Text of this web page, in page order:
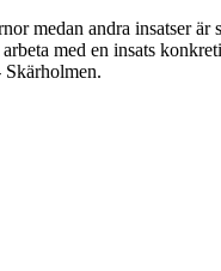
medan andra insatser
med en insats
Skärholmen.